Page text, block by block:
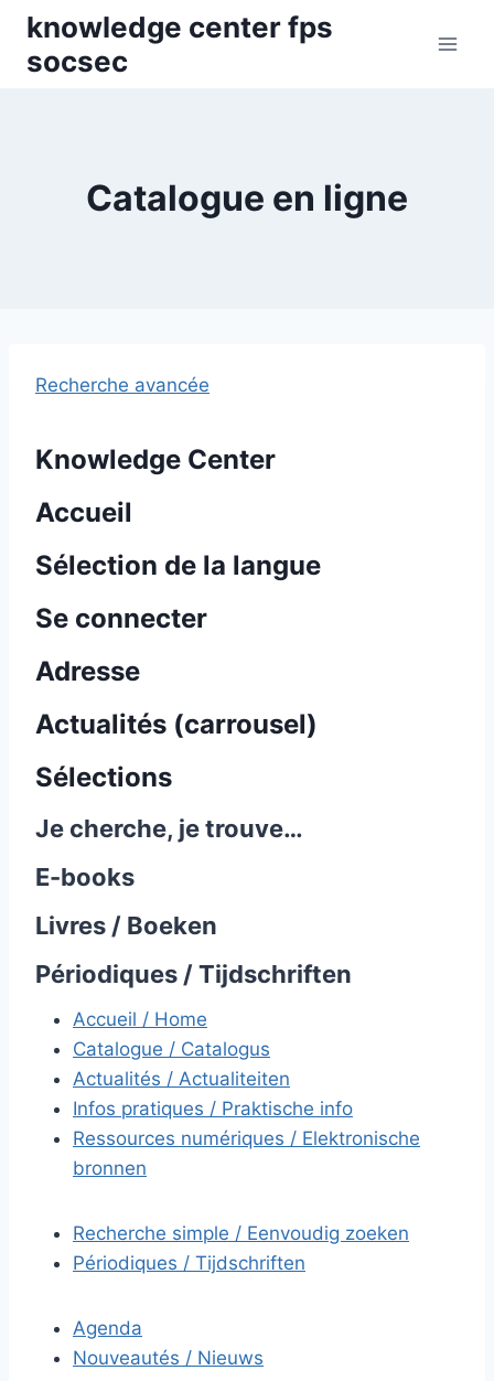
Skip
content
knowledge center fps
socsec
Catalogue en ligne
Recherche avancée
Knowledge Center
Accueil
Sélection de la langue
Se connecter
Adresse
Actualités (carrousel)
Sélections
Je cherche, je trouve…
E-books
Livres / Boeken
Périodiques / Tijdschriften
Accueil / Home
Catalogue / Catalogus
Actualités / Actualiteiten
Infos pratiques / Praktische info
Ressources numériques / Elektronische
bronnen
Recherche simple / Eenvoudig zoeken
Périodiques / Tijdschriften
Agenda
Nouveautés / Nieuws